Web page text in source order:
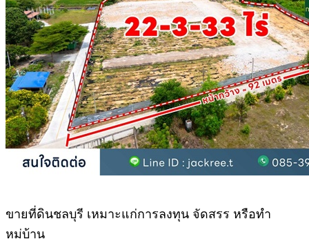
ขายที่ดินชลบุรี เหมาะแก่การลงทุน จัดสรร หรือทำ
หมู่บ้าน